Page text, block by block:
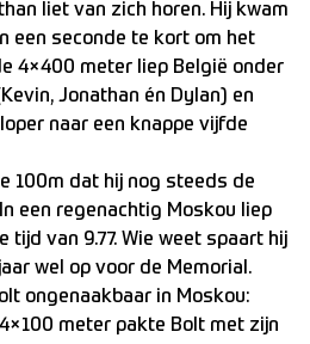
liet van zich horen. Hij kwam
een seconde te kort om het
4×400 meter liep België onder
Jonathan én Dylan) en
naar een knappe vijfde
100m dat hij nog steeds de
een regenachtig Moskou liep
tijd van 9.77. Wie weet spaart hij
wel op voor de Memorial.
ongenaakbaar in Moskou:
meter pakte Bolt met zijn